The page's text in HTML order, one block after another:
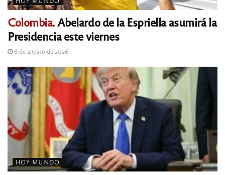
Colombia. Abelardo de la Espriella asumirá la
Presidencia este viernes
6 de agosto de 2026
HOY MUNDO